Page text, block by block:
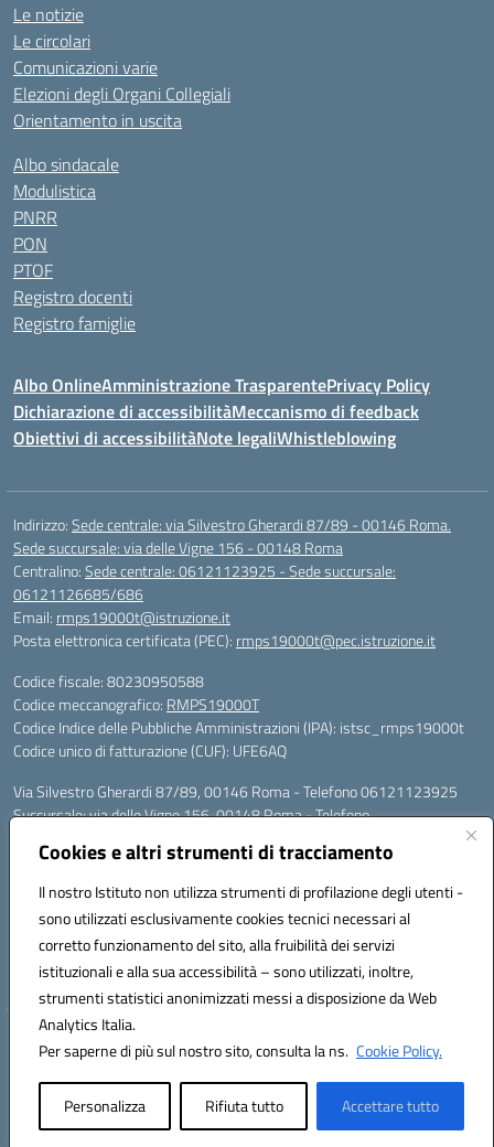
Cookies e altri strumenti di tracciamento
Il nostro Istituto non utilizza strumenti di profilazione degli utenti -
sono utilizzati esclusivamente cookies tecnici necessari al
corretto funzionamento del sito, alla fruibilità dei servizi
istituzionali e alla sua accessibilità – sono utilizzati, inoltre,
strumenti statistici anonimizzati messi a disposizione da Web
Analytics Italia.
Per saperne di più sul nostro sito, consulta la ns. Cookie Policy.
Personalizza Rifiuta tutto Accettare tutto
Le notizie
Le circolari
Comunicazioni varie
Elezioni degli Organi Collegiali
Orientamento in uscita
Albo sindacale
Modulistica
PNRR
PON
PTOF
Registro docenti
Registro famiglie
Albo OnlineAmministrazione TrasparentePrivacy Policy
Dichiarazione di accessibilitàMeccanismo di feedback
Obiettivi di accessibilitàNote legaliWhistleblowing
Indirizzo:Sede centrale: via Silvestro Gherardi 87/89 - 00146 Roma.
Sede succursale: via delle Vigne 156 - 00148 Roma
Centralino:Sede centrale: 06121123925 - Sede succursale:
06121126685/686
Email: rmps19000t@istruzione.it
Posta elettronica certificata (PEC): rmps19000t@pec.istruzione.it
Codice fiscale: 80230950588
Codice meccanografico: RMPS19000T
Codice Indice delle Pubbliche Amministrazioni (IPA): istsc_rmps19000t
Codice unico di fatturazione (CUF): UFE6AQ
Via Silvestro Gherardi 87/89, 00146 Roma - Telefono 06121123925
Succursale: via delle Vigne 156, 00148 Roma - Telefono
Mail: rmps19000t@istruzione.it - PEC: rmps19000t@pec.istruzione.it
Per contatti con il Dirigente Scolastico, utilizzare esclusivamente
Codice univoco ufficio: UFE6AQ
Codice meccanografico: RMPS19000T
Codice fiscale: 80230950588
Hosting & Powered by 3D Solution S.r.l.
Concept & Design by Designers Italia